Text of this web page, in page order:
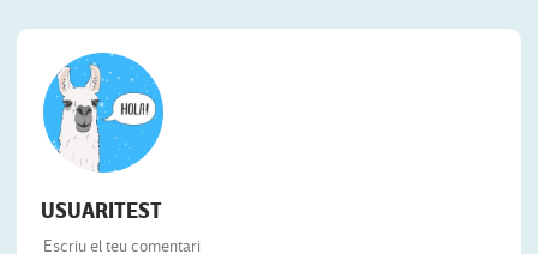
USUARITEST